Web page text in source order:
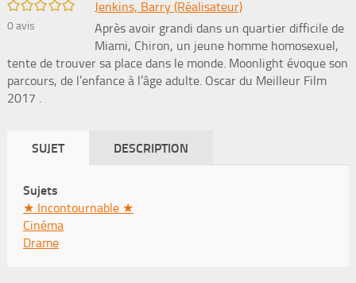
/5
0avis
Jenkins, Barry (Réalisateur)
Après avoir grandi dans un quartier difficile de
Miami, Chiron, un jeune homme homosexuel,
tente de trouver sa place dans le monde. Moonlight évoque son
parcours, de l’enfance à l’âge adulte. Oscar du Meilleur Film
2017 .
SUJET DESCRIPTION
Sujets
★ Incontournable ★
Cinéma
Drame